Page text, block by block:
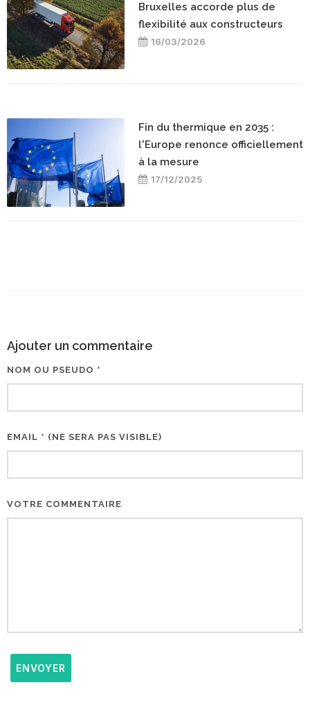
Bruxelles accorde plus de
flexibilité aux constructeurs
16/03/2026
Fin du thermique en 2035 :
l'Europe renonce officiellement
à la mesure
17/12/2025
Ajouter un commentaire
NOM OU PSEUDO *
EMAIL * (NE SERA PAS VISIBLE)
VOTRE COMMENTAIRE
ENVOYER